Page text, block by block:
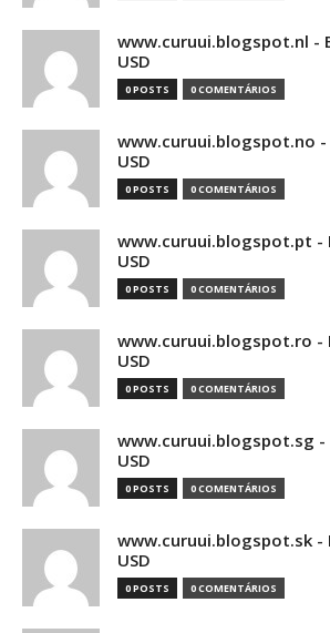
www.curuui.blogspot.nl -
USD
0 POSTS 0 COMENTÁRIOS
www.curuui.blogspot.no -
USD
0 POSTS 0 COMENTÁRIOS
www.curuui.blogspot.pt -
USD
0 POSTS 0 COMENTÁRIOS
www.curuui.blogspot.ro -
USD
0 POSTS 0 COMENTÁRIOS
www.curuui.blogspot.sg -
USD
0 POSTS 0 COMENTÁRIOS
www.curuui.blogspot.sk -
USD
0 POSTS 0 COMENTÁRIOS